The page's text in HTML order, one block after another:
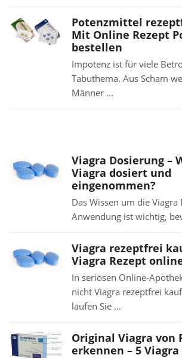
Potenzmittel
Mit Online Rezept
bestellen
Impotenz ist für viele
Tabuthema. Aus Scham
Männer ...
Viagra Dosierung –
Viagra dosiert und
eingenommen?
Das Wissen um die
Anwendung ist wichtig,
Viagra rezeptfrei
Viagra Rezept
In seriösen Online-
nicht Viagra rezeptfrei
laufen Sie ...
Original Viagra von
erkennen – 5